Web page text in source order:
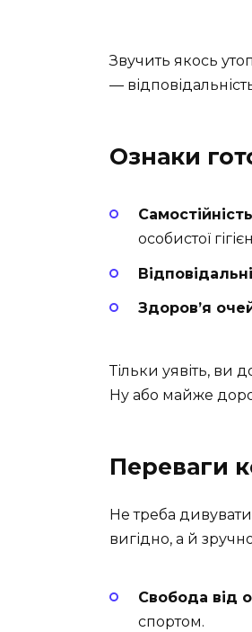
Звучить якось
—
Ознаки
особистої
Здоров’я
Тільки уявіть, ви
Ну або майже
Переваги
Не треба
вигідно, а й
Свобода від
спортом.